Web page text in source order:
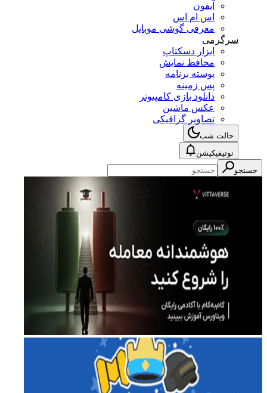
آیفون
اس ام اس
معرفی گوشی موبایل
سرگرمی
ابزار دسکتاپ
محافظ نمایش
پوسته برنامه
پس زمینه
دانلود بازی کامپیوتر
عکس ماشین
تصاویر گرافیکی
حالت شب
نوتیفیکیشن
جستجو